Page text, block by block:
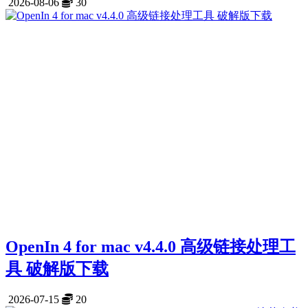
2026-08-06 30
OpenIn 4 for mac v4.4.0 高级链接处理工
具 破解版下载
2026-07-15 20